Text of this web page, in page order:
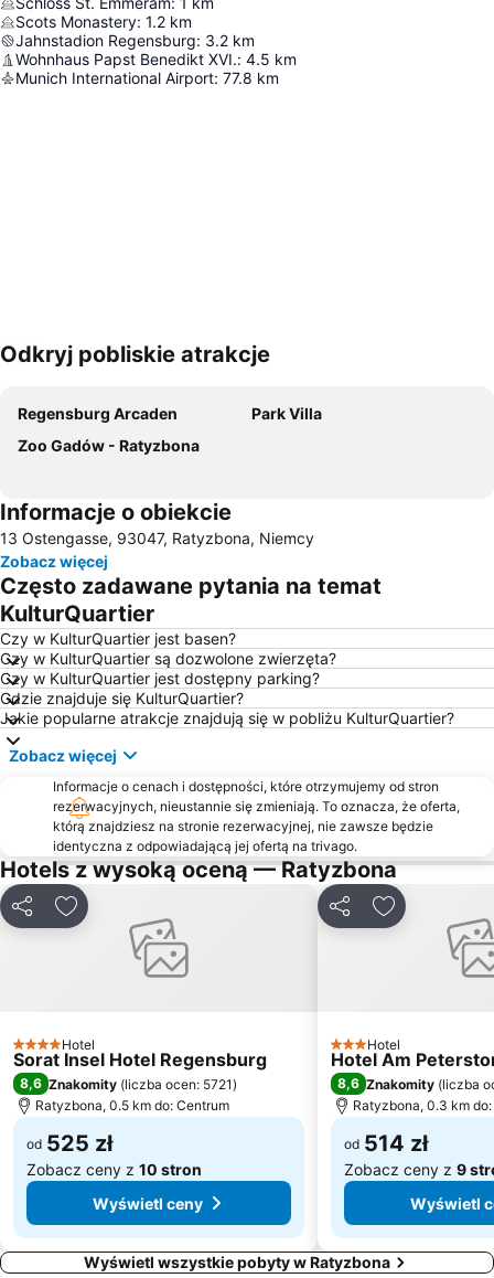
Scots Monastery: 1.2 km
Jahnstadion Regensburg: 3.2 km
Wohnhaus Papst Benedikt XVI.: 4.5 km
Munich International Airport: 77.8 km
Powiększ mapę
Odkryj pobliskie atrakcje
Regensburg Arcaden
Park Villa
Zoo Gadów - Ratyzbona
Informacje o obiekcie
13 Ostengasse, 93047, Ratyzbona, Niemcy
Zobacz więcej
Często zadawane pytania na temat
KulturQuartier
Czy w KulturQuartier jest basen?
Czy w KulturQuartier są dozwolone zwierzęta?
Czy w KulturQuartier jest dostępny parking?
Gdzie znajduje się KulturQuartier?
Jakie popularne atrakcje znajdują się w pobliżu KulturQuartier?
Zobacz więcej
Informacje o cenach i dostępności, które otrzymujemy od stron
rezerwacyjnych, nieustannie się zmieniają. To oznacza, że oferta,
którą znajdziesz na stronie rezerwacyjnej, nie zawsze będzie
identyczna z odpowiadającą jej ofertą na trivago.
Hotels z wysoką oceną — Ratyzbona
UdostępnijDodaj do ulubionych
4 Kategoria
Hotel
Sorat Insel Hotel Regensburg
8,6 Znakomity (liczba ocen: 5721)
Ratyzbona, 0.5 km do: Centrum
od 525 zł
Zobacz ceny z 10 stron
Wyświetl ceny
UdostępnijDodaj do
3 Kategoria
Hotel
Hotel Am
8,6 Znakomity (liczba
Ratyzbona, 0.3 km
od 514 zł
Zobacz ceny z 9
Wyświetl
Wyświetl wszystkie pobyty w Ratyzbona